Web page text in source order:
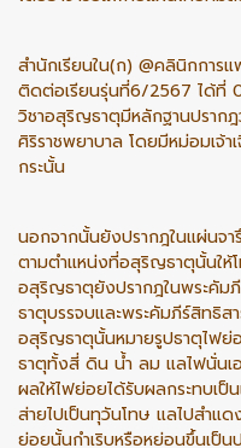
สำนักเรียนใน(ก) @คลินิกการ
ติดต่อเรียนรุ่นที่6/2567 ได้ที่
วิชาอสุริญธาตุมีหลักฐานปราก
ศิริราชพยาบาล โดยมีหม่อมเจ้
กระนั้น
นอกจากนั้นยังปรากฎในแผ่นจ
ตามตำแหน่งที่อสุริญธาตุนั้นให้
อสุริญธาตุยังปรากฎในพระคัม
ธาตุบรรจบและพระคัมภีร์สิทธิสา
อสุริญธาตุนั้นหมายรูปธาตุไฟย่
ธาตุทั้งสี่ ดิน น้ำ ลม แลไฟนั่นเ
ผลให้ไฟย่อยได้รับผลกระทบเป็
ส่ายไปเป็นทุวันโทษ แลไปสำแ
ย่อยนั้นกำเริบหรือหย่อนขึ้นเป็น